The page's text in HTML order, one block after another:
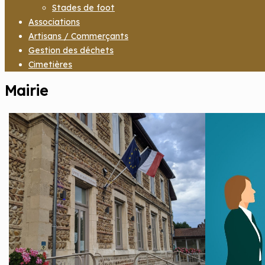
Stades de foot
Associations
Artisans / Commerçants
Gestion des déchets
Cimetières
Site officiel
Mairie